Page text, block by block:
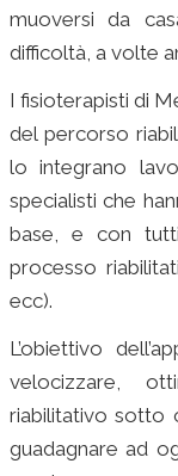
muoversi da
difficoltà, a volte
I fisioterapisti di
del percorso
lo integrano
specialisti che
base, e con
processo
ecc).
L’obiettivo
velocizzare,
riabilitativo sotto
guadagnare ad